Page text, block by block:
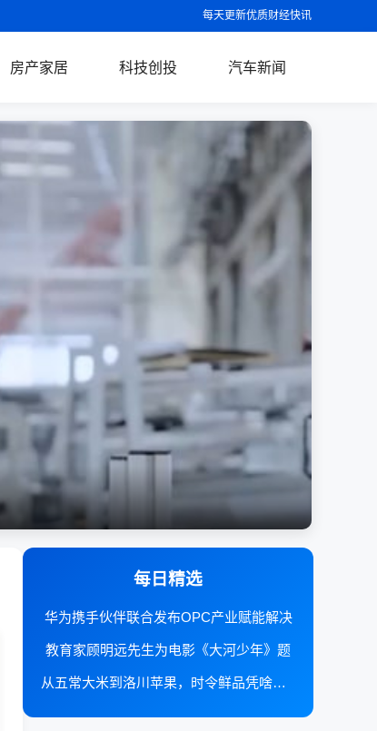
每天更新优质财经快讯
房产家居 科技创投 汽车新闻
每日精选
华为携手伙伴联合发布OPC产业赋能解决
教育家顾明远先生为电影《大河少年》题
从五常大米到洛川苹果，时令鲜品凭啥在抖